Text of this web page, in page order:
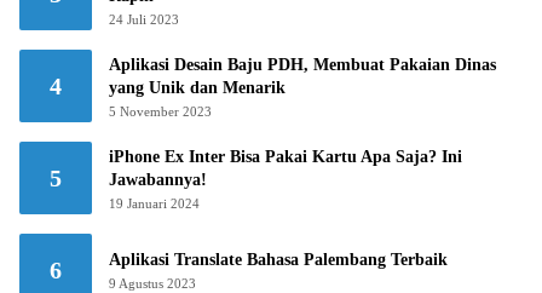
24 Juli 2023
4
Aplikasi Desain Baju PDH, Membuat Pakaian Dinas
yang Unik dan Menarik
5 November 2023
5
iPhone Ex Inter Bisa Pakai Kartu Apa Saja? Ini
Jawabannya!
19 Januari 2024
6 Aplikasi Translate Bahasa Palembang Terbaik
9 Agustus 2023